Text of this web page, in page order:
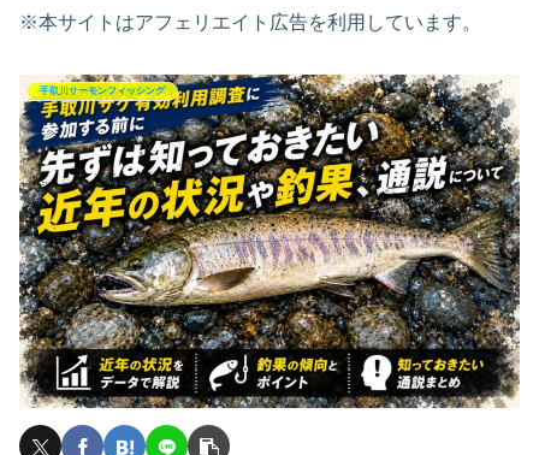
※本サイトはアフェリエイト広告を利用しています。
手取川サーモンフィッシング